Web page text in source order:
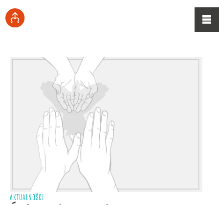
AKTUALNOŚCI